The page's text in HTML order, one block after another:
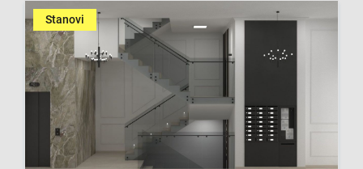
Stanovi